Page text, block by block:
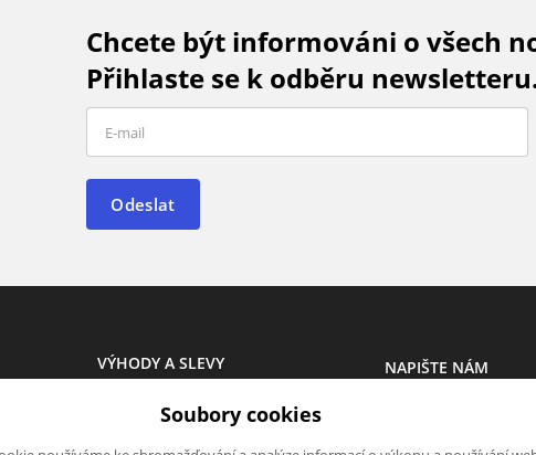
Chcete být informováni o všech
Přihlaste se k odběru
Odeslat
VÝHODY A SLEVY
NAPIŠTE NÁM
Chcete nám něco
produktech nebo
Soubory cookies